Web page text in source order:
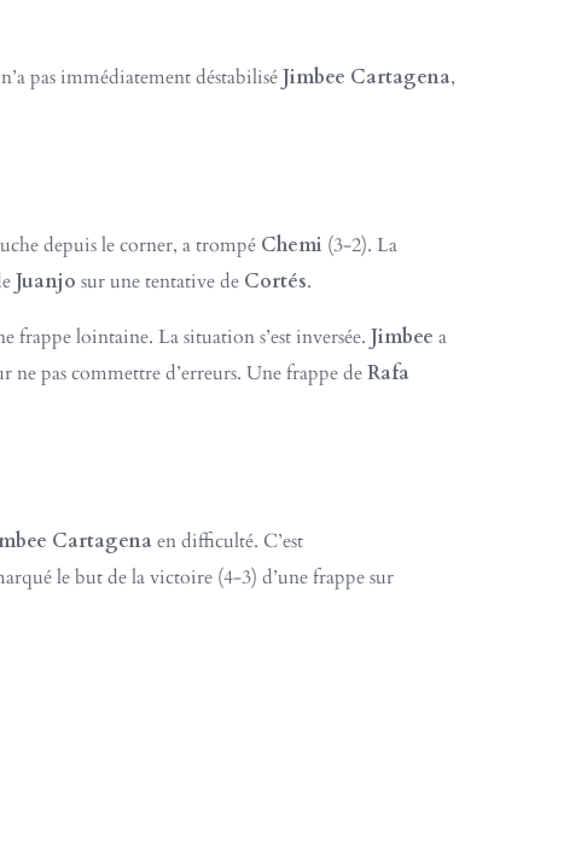
pas immédiatement déstabiliséJimbee Cartagena,
depuis le corner, a trompé Chemi (3-2). La
Juanjo sur une tentative de Cortés.
frappe lointaine. La situation s’est inversée. Jimbee a
ne pas commettre d’erreurs. Une frappe deRafa
Cartagenaen difficulté. C’est
le but de la victoire (4-3) d’une frappe sur